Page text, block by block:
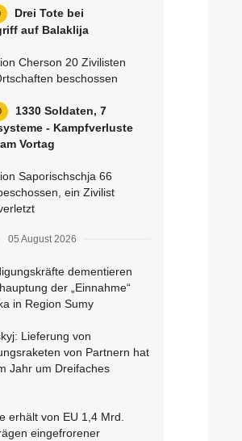
Drei Tote bei
auf Balaklija
Cherson 20 Zivilisten
beschossen
1330 Soldaten, 7
- Kampfverluste
Vortag
Saporischschja 66
ein Zivilist
05 August 2026
dementieren
der „Einnahme“
in Region Sumy
Lieferung von
von Partnern hat
Jahr um Dreifaches
erhält von EU 1,4 Mrd.
eingefrorener